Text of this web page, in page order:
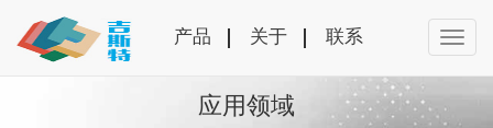
产品 关于 联系
应用领域